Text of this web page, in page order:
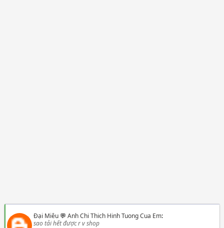
Đại Miêu💬 Anh Chi Thich Hinh Tuong Cua Em:
sao tải hết được r v shop